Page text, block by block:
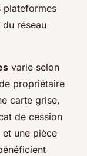
plateformes
réseau
varie selon
propriétaire
carte grise,
de cession
une pièce